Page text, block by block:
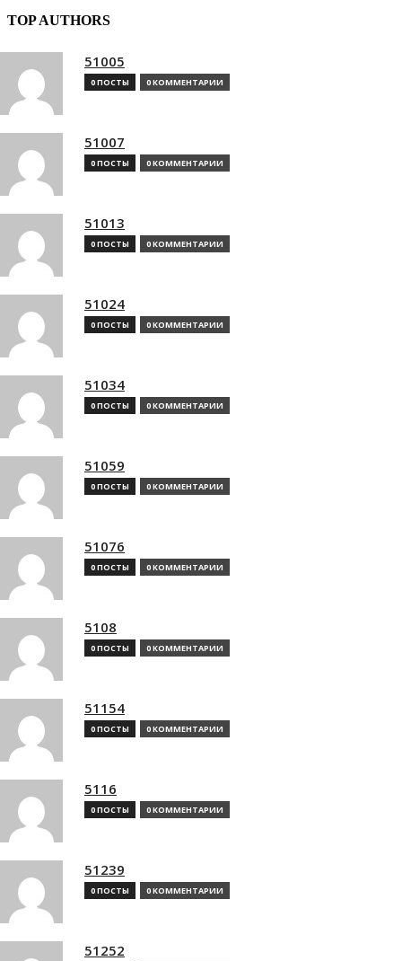
TOP AUTHORS
51005
0 ПОСТЫ 0 КОММЕНТАРИИ
51007
0 ПОСТЫ 0 КОММЕНТАРИИ
51013
0 ПОСТЫ 0 КОММЕНТАРИИ
51024
0 ПОСТЫ 0 КОММЕНТАРИИ
51034
0 ПОСТЫ 0 КОММЕНТАРИИ
51059
0 ПОСТЫ 0 КОММЕНТАРИИ
51076
0 ПОСТЫ 0 КОММЕНТАРИИ
5108
0 ПОСТЫ 0 КОММЕНТАРИИ
51154
0 ПОСТЫ 0 КОММЕНТАРИИ
5116
0 ПОСТЫ 0 КОММЕНТАРИИ
51239
0 ПОСТЫ 0 КОММЕНТАРИИ
51252